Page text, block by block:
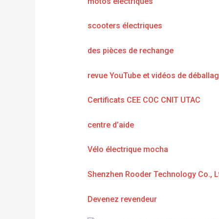
scooters électriques
des pièces de rechange
revue YouTube et vidéos de
Certificats CEE COC CNIT UTAC
centre d’aide
Vélo électrique mocha
Shenzhen Rooder Technology Co.,
Devenez revendeur